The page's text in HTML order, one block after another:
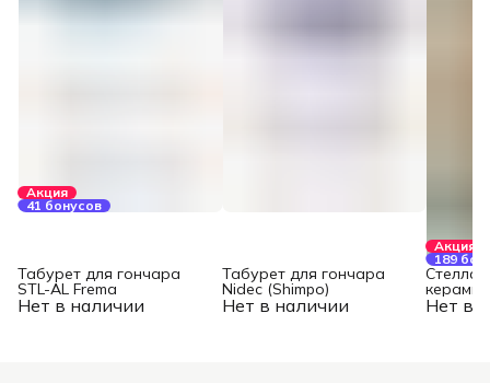
Акция
41 бонусов
Нет в наличии
Табурет для гончара
STL-AL Frema
Нет в наличии
Табурет для гончара
Nidec (Shimpo)
Акция
189
Нет в
DR-1